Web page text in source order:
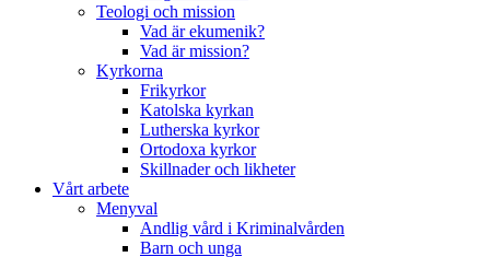
Teologi och mission
Vad är ekumenik?
Vad är mission?
Kyrkorna
Frikyrkor
Katolska kyrkan
Lutherska kyrkor
Ortodoxa kyrkor
Skillnader och likheter
Vårt arbete
Menyval
Andlig vård i Kriminalvården
Barn och unga